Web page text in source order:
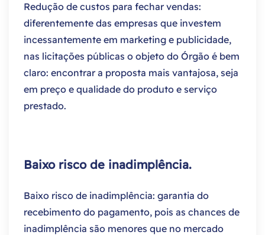
Redução de custos para fechar vendas:
diferentemente das empresas que investem
incessantemente em marketing e publicidade,
nas licitações públicas o objeto do Órgão é bem
claro: encontrar a proposta mais vantajosa, seja
em preço e qualidade do produto e serviço
prestado.
Baixo risco de inadimplência.
Baixo risco de inadimplência: garantia do
recebimento do pagamento, pois as chances de
inadimplência são menores que no mercado